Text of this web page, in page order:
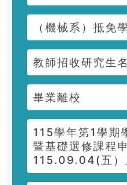
（機械系）抵免
教師招收研究生
畢業離校
115學年第1學期
暨基礎選修課程
115.09.04(五）